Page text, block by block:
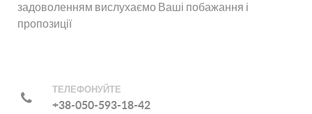
задоволенням вислухаємо Ваші побажання і
пропозиції
ТЕЛЕФОНУЙТЕ
+38-050-593-18-42